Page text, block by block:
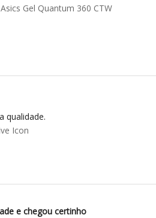
Gel Quantum 360 CTW
qualidade.
Icon
e chegou certinho